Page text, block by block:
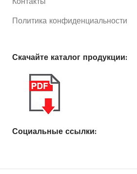
Политика конфиденциальности
Скачайте каталог продукции:
Социальные ссылки: